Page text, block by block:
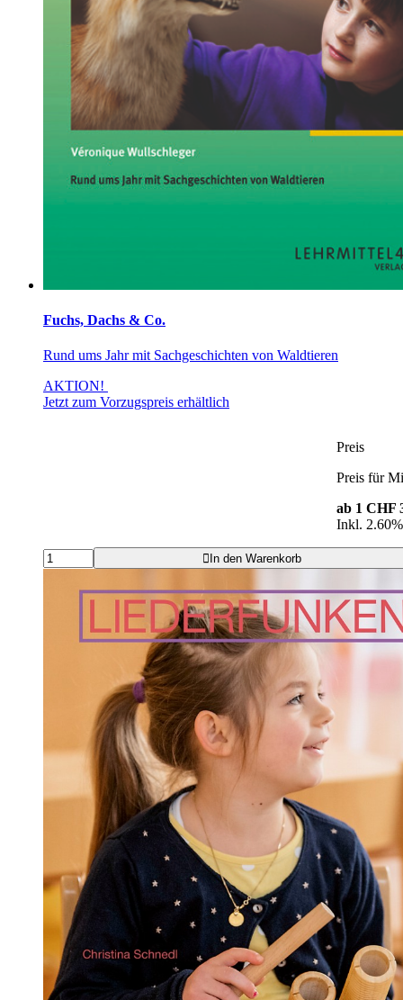
Fuchs, Dachs & Co.
Rund ums Jahr mit Sachgeschichten von Waldtieren
AKTION!
Jetzt zum Vorzugspreis erhältlich
Preis
Preis für
ab 1 CHF
Inkl.
In den Warenkorb